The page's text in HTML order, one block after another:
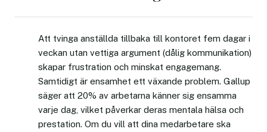
Att tvinga anställda tillbaka till kontoret fem dagar i
veckan utan vettiga argument (dålig kommunikation)
skapar frustration och minskat engagemang.
Samtidigt är ensamhet ett växande problem. Gallup
säger att 20% av arbetarna känner sig ensamma
varje dag, vilket påverkar deras mentala hälsa och
prestation. Om du vill att dina medarbetare ska